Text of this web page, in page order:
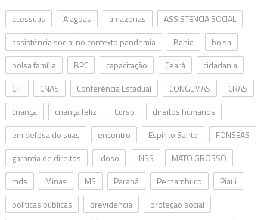
acessuas Alagoas amazonas
ASSISTÊNCIA SOCIAL
assistência social no contexto pandemia
Bahia
bolsa
bolsa família
BPC capacitação Ceará
cidadania
CIT
CNAS Conferência Estadual CONGEMAS
CRAS
criança
criança feliz Curso
direitos humanos
em defesa do suas
encontro Espirito Santo
FONSEAS
garantia de direitos
idoso INSS
MATO GROSSO
mds
Minas MS Paraná Pernambuco
Piaui
políticas públicas
previdencia
proteção social